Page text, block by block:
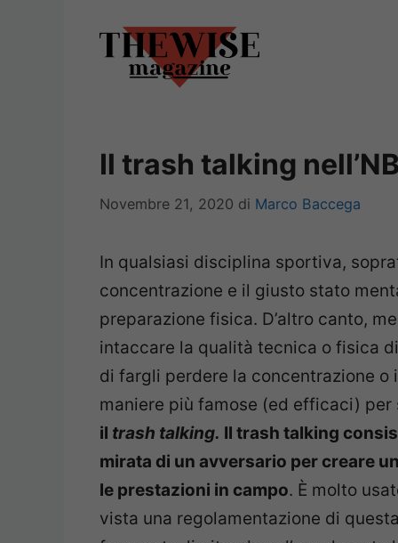
Il trash talking
Novembre 21, 2020 di Marco Baccega
In qualsiasi disciplina sportiva,
concentrazione e il giusto stato
preparazione fisica. D’altro canto,
intaccare la qualità tecnica o fisica
di fargli perdere la concentrazione
maniere più famose (ed efficaci)
il trash talking. Il trash talking
mirata di un avversario per creare
le prestazioni in campo. È molto
vista una regolamentazione di